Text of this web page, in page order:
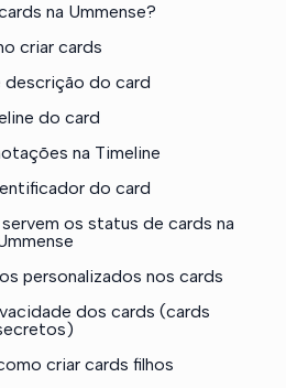
na Ummense?
criar cards
descrição do card
do card
na Timeline
do card
os status de cards na
personalizados nos cards
dos cards (cards
criar cards filhos